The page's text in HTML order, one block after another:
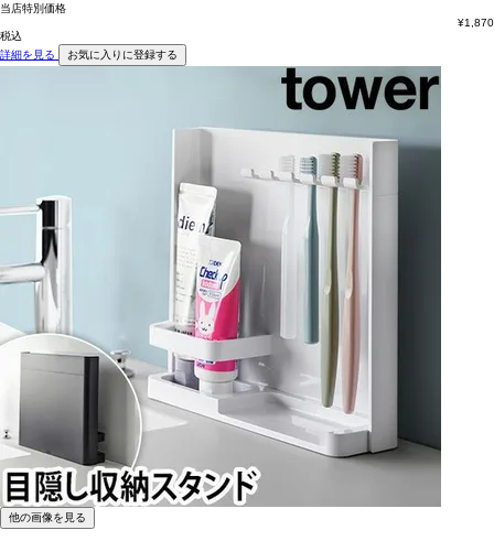
当店特別価格
¥1,870
税込
詳細を見る
お気に入りに登録する
他の画像を見る